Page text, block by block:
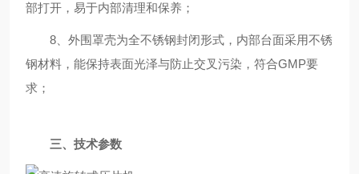
部打开，易于内部清理和保养；
8、外围罩壳为全不锈钢封闭形式，内部台面采用不锈
钢材料，能保持表面光泽与防止交叉污染，符合GMP要
求；
三、技术参数